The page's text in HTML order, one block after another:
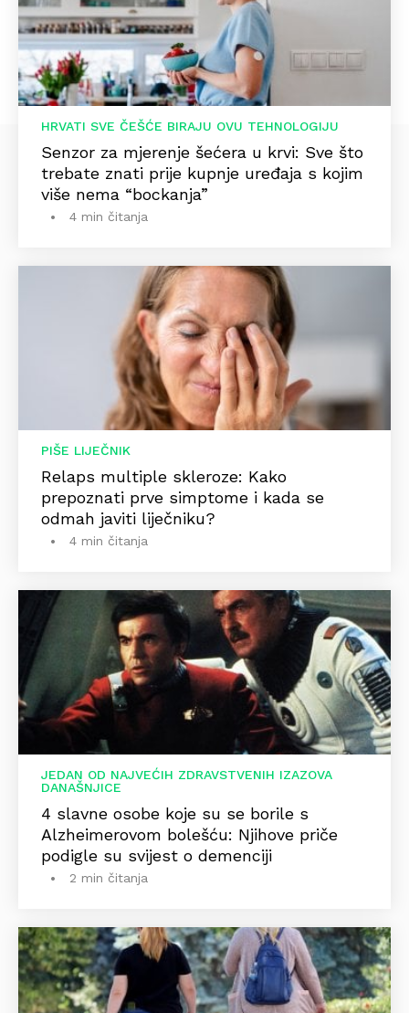
HRVATI SVE ČEŠĆE BIRAJU OVU TEHNOLOGIJU
Senzor za mjerenje šećera u krvi: Sve što
trebate znati prije kupnje uređaja s kojim
više nema “bockanja”
4 min čitanja
PIŠE LIJEČNIK
Relaps multiple skleroze: Kako
prepoznati prve simptome i kada se
odmah javiti liječniku?
4 min čitanja
JEDAN OD NAJVEĆIH ZDRAVSTVENIH IZAZOVA
DANAŠNJICE
4 slavne osobe koje su se borile s
Alzheimerovom bolešću: Njihove priče
podigle su svijest o demenciji
2 min čitanja